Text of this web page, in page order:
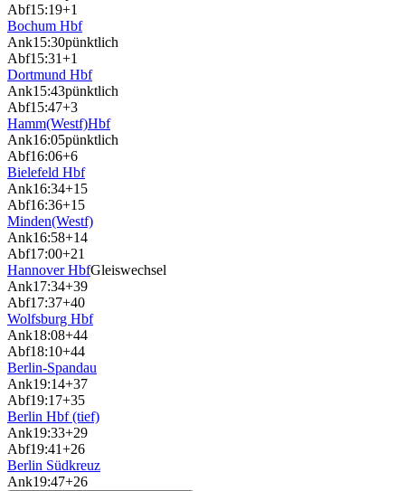
Abf15:19+1
Bochum Hbf
Ank15:30pünktlich
Abf15:31+1
Dortmund Hbf
Ank15:43pünktlich
Abf15:47+3
Hamm(Westf)Hbf
Ank16:05pünktlich
Abf16:06+6
Bielefeld Hbf
Ank16:34+15
Abf16:36+15
Minden(Westf)
Ank16:58+14
Abf17:00+21
Hannover HbfGleiswechsel
Ank17:34+39
Abf17:37+40
Wolfsburg Hbf
Ank18:08+44
Abf18:10+44
Berlin-Spandau
Ank19:14+37
Abf19:17+35
Berlin Hbf (tief)
Ank19:33+29
Abf19:41+26
Berlin Südkreuz
Ank19:47+26